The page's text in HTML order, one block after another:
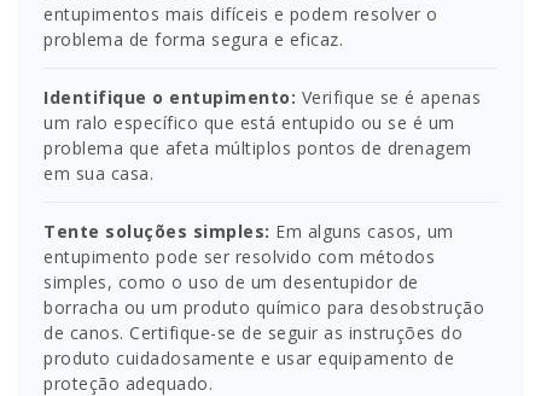
entupimentos mais difíceis e podem resolver o
problema de forma segura e eficaz.
Identifique o entupimento: Verifique se é apenas
um ralo específico que está entupido ou se é um
problema que afeta múltiplos pontos de drenagem
em sua casa.
Tente soluções simples: Em alguns casos, um
entupimento pode ser resolvido com métodos
simples, como o uso de um desentupidor de
borracha ou um produto químico para desobstrução
de canos. Certifique-se de seguir as instruções do
produto cuidadosamente e usar equipamento de
proteção adequado.